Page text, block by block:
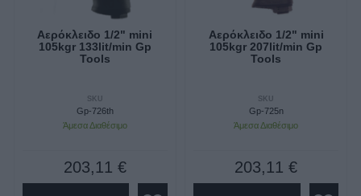
Αερόκλειδο 1/2" mini
105kgr 133lit/min Gp
Tools
SKU
Gp-726th
Άμεσα Διαθέσιμο
203,11 €
Αερόκλειδο 1/2" mini
105kgr 207lit/min Gp
Tools
SKU
Gp-725n
Άμεσα Διαθέσιμο
203,11 €